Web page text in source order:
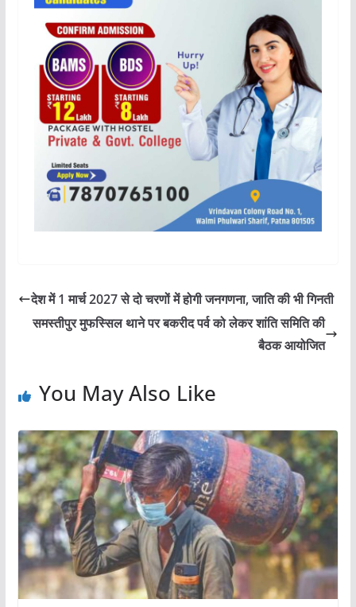
देश में 1 मार्च 2027 से दो चरणों में होगी जनगणना, जाति की भी गिनती
समस्तीपुर मुफस्सिल थाने पर बकरीद पर्व को लेकर शांति समिति की
बैठक आयोजित
You May Also Like